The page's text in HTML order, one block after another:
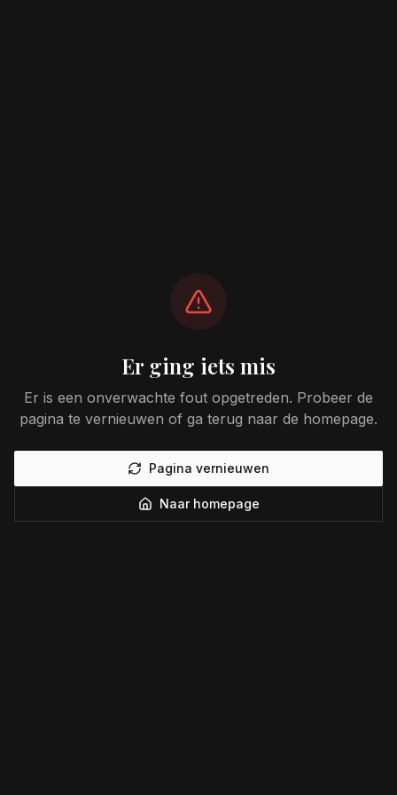
Er ging iets mis
Er is een onverwachte fout opgetreden. Probeer de
pagina te vernieuwen of ga terug naar de homepage.
Pagina vernieuwen
Naar homepage